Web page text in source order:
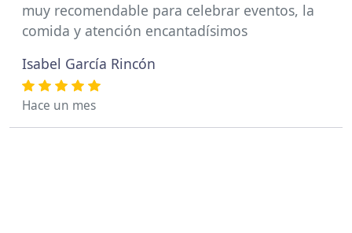
muy recomendable para celebrar eventos, la
comida y atención encantadísimos
Isabel García Rincón
Hace un mes